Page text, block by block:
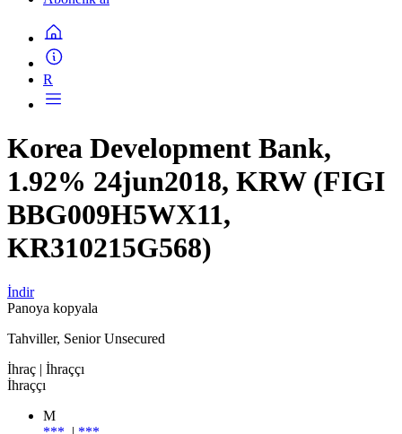
R
Korea Development Bank,
1.92% 24jun2018, KRW (FIGI
BBG009H5WX11,
KR310215G568)
İndir
Panoya kopyala
Tahviller, Senior Unsecured
İhraç | İhraççı
İhraççı
M